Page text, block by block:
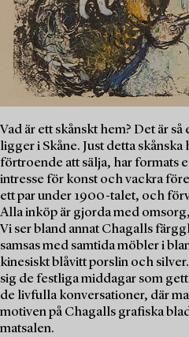
Vad är ett skånskt hem? Det är
ligger i Skåne. Just detta
förtroende att sälja, har formats
intresse för konst och vackra
ett par under 1900-talet, och
Alla inköp är gjorda med
Vi ser bland annat Chagalls
samsas med samtida möbler i
kinesiskt blåvitt porslin och
sig de festliga middagar som
de livfulla konversationer, där
motiven på Chagalls grafiska
matsalen.